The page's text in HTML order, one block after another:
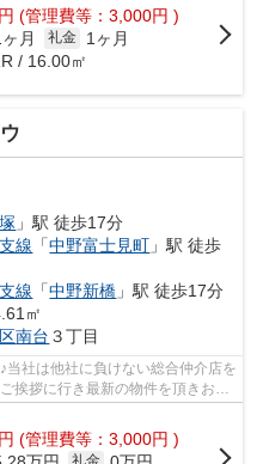
円 (管理費等：3,000円 )
月 礼金
1ヶ月
/ 16.00㎡
」駅 徒歩17分
線 「中野富士見町 」駅 徒歩
線 「中野新橋 」駅 徒歩17分
㎡
南台 ３丁目
社は他社に負けない総合仲介店を
挨拶に行き最新の物件を頂きお客
円 (管理費等：3,000円 )
礼金